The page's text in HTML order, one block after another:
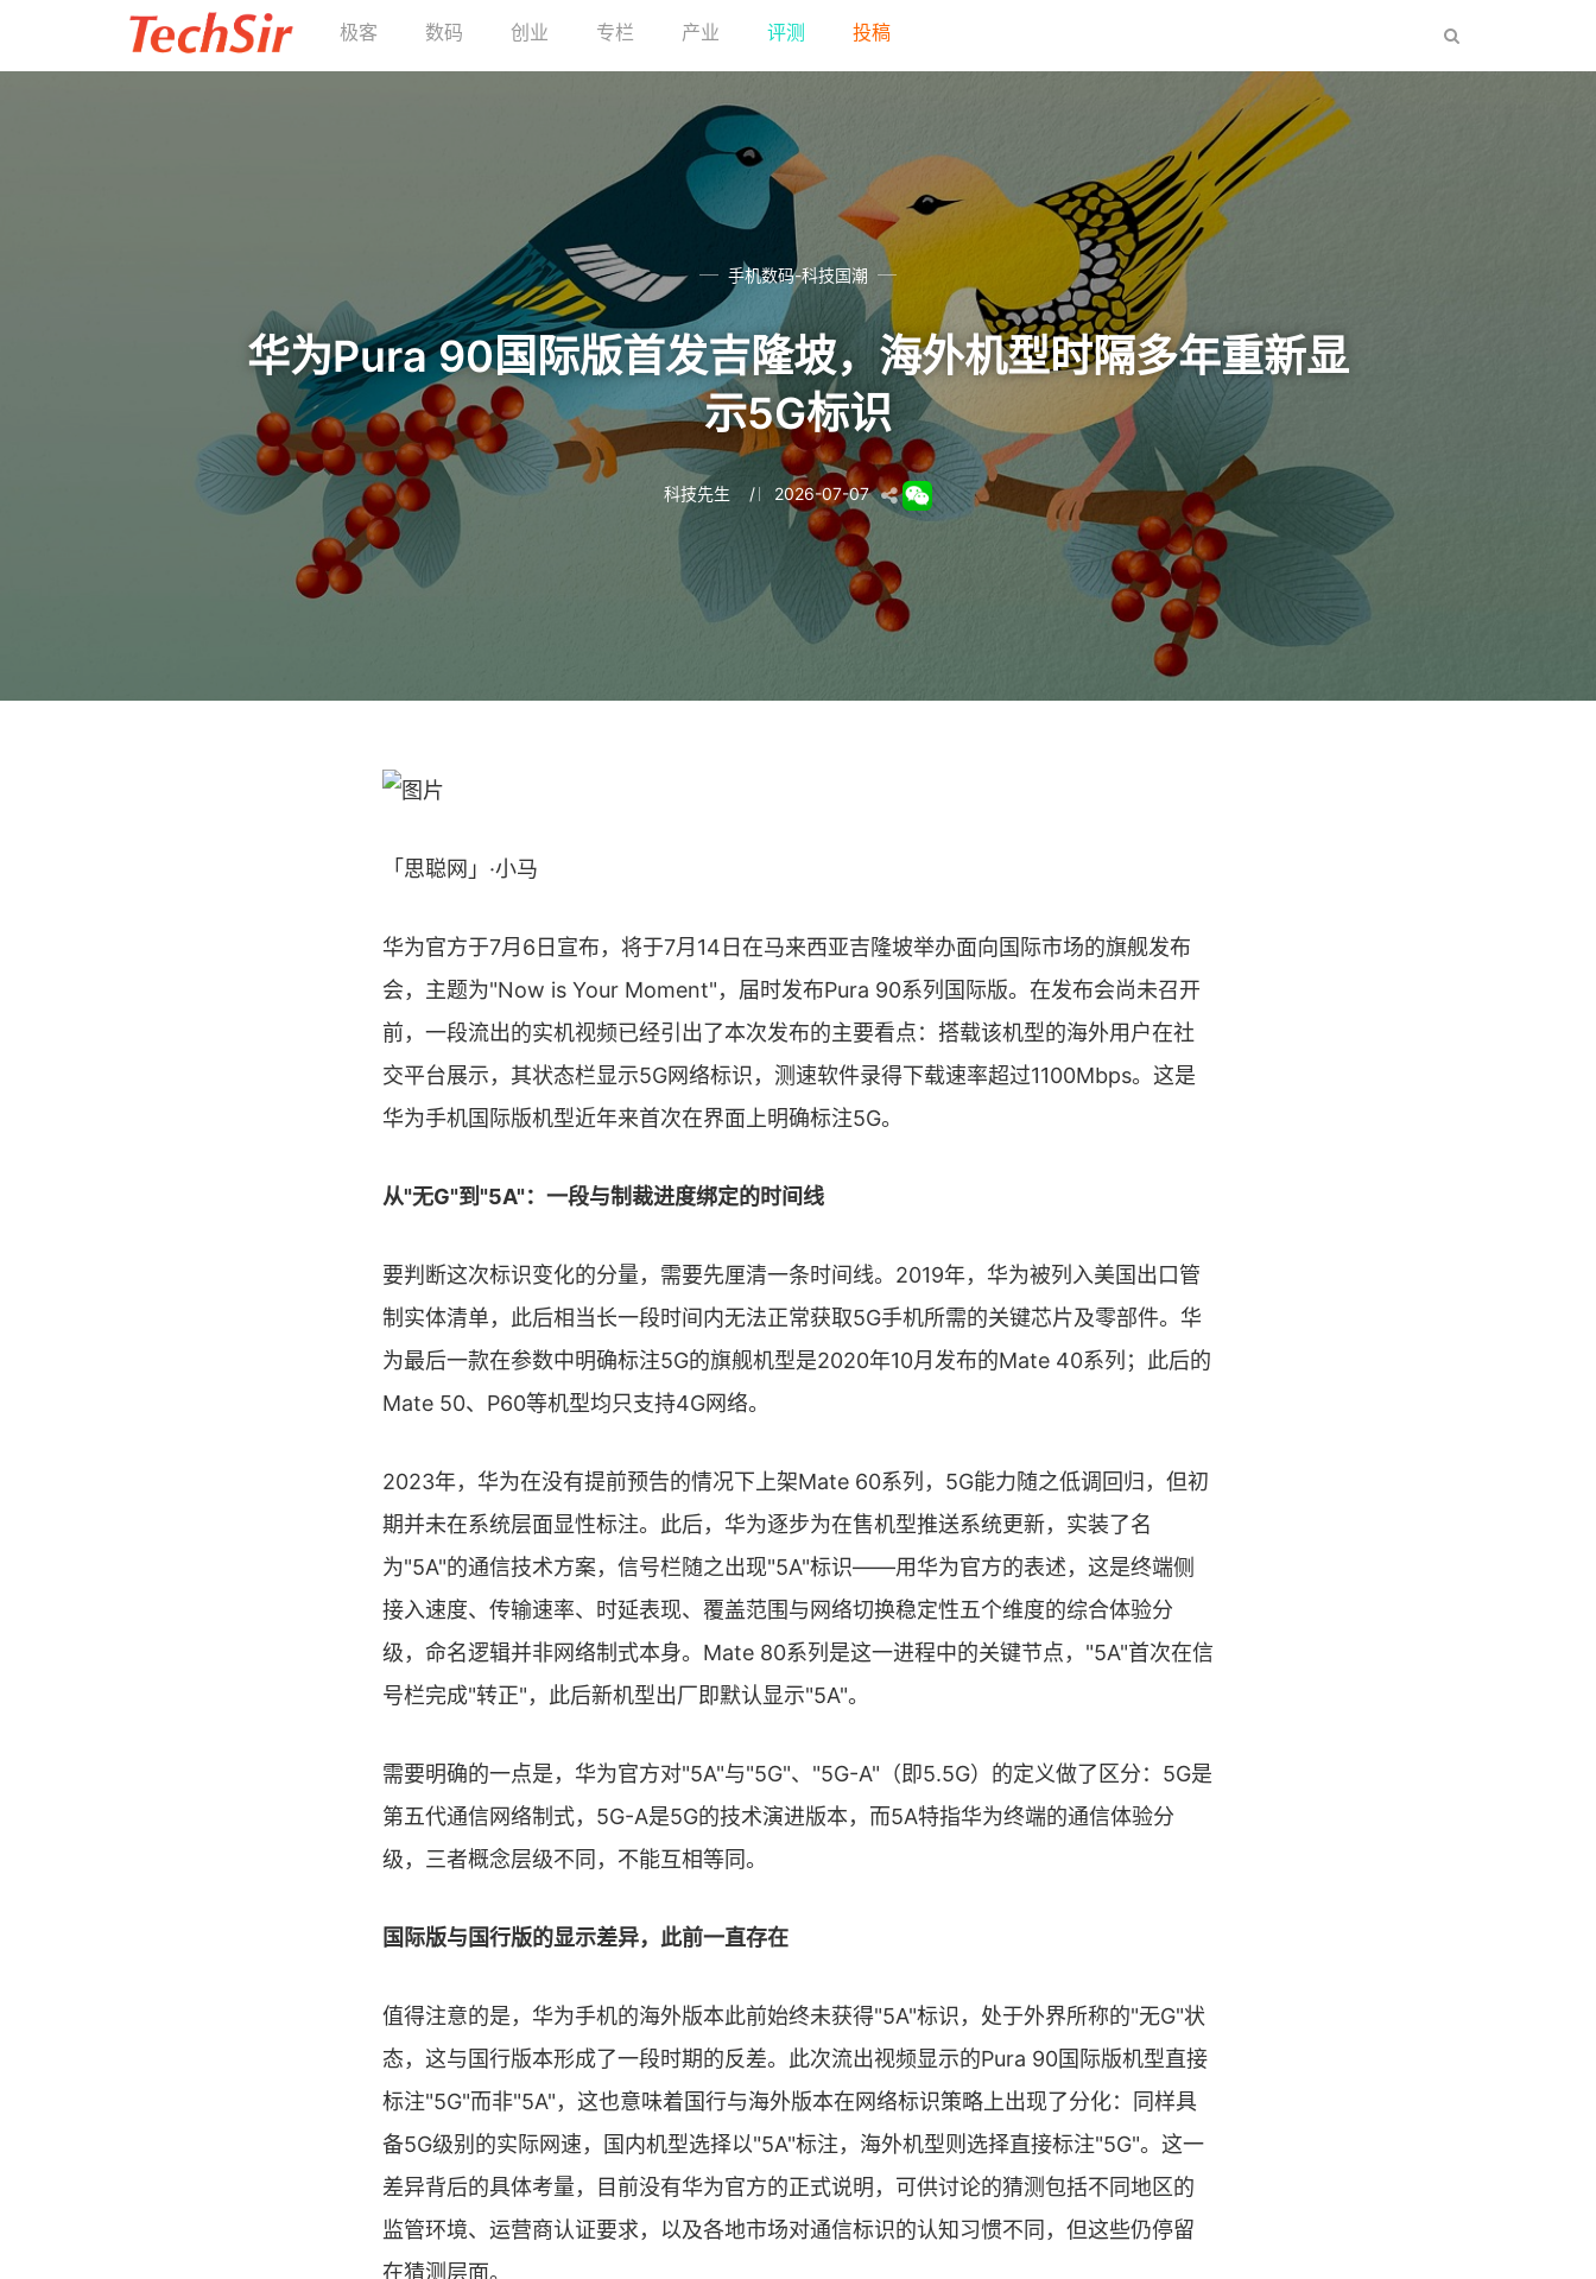
极客 数码 创业 专栏 产业 评测 投稿
手机数码-科技国潮
华为Pura 90国际版首发吉隆坡，海外机型时隔多年重新显
示5G标识
科技先生 / 2026-07-07
「思聪网」·小马
华为官方于7月6日宣布，将于7月14日在马来西亚吉隆坡举办面向国际市场的旗舰发布
会，主题为"Now is Your Moment"，届时发布Pura 90系列国际版。在发布会尚未召开
前，一段流出的实机视频已经引出了本次发布的主要看点：搭载该机型的海外用户在社
交平台展示，其状态栏显示5G网络标识，测速软件录得下载速率超过1100Mbps。这是
华为手机国际版机型近年来首次在界面上明确标注5G。
从"无G"到"5A"：一段与制裁进度绑定的时间线
要判断这次标识变化的分量，需要先厘清一条时间线。2019年，华为被列入美国出口管
制实体清单，此后相当长一段时间内无法正常获取5G手机所需的关键芯片及零部件。华
为最后一款在参数中明确标注5G的旗舰机型是2020年10月发布的Mate 40系列；此后的
Mate 50、P60等机型均只支持4G网络。
2023年，华为在没有提前预告的情况下上架Mate 60系列，5G能力随之低调回归，但初
期并未在系统层面显性标注。此后，华为逐步为在售机型推送系统更新，实装了名
为"5A"的通信技术方案，信号栏随之出现"5A"标识——用华为官方的表述，这是终端侧
接入速度、传输速率、时延表现、覆盖范围与网络切换稳定性五个维度的综合体验分
级，命名逻辑并非网络制式本身。Mate 80系列是这一进程中的关键节点，"5A"首次在信
号栏完成"转正"，此后新机型出厂即默认显示"5A"。
需要明确的一点是，华为官方对"5A"与"5G"、"5G-A"（即5.5G）的定义做了区分：5G是
第五代通信网络制式，5G-A是5G的技术演进版本，而5A特指华为终端的通信体验分
级，三者概念层级不同，不能互相等同。
国际版与国行版的显示差异，此前一直存在
值得注意的是，华为手机的海外版本此前始终未获得"5A"标识，处于外界所称的"无G"状
态，这与国行版本形成了一段时期的反差。此次流出视频显示的Pura 90国际版机型直接
标注"5G"而非"5A"，这也意味着国行与海外版本在网络标识策略上出现了分化：同样具
备5G级别的实际网速，国内机型选择以"5A"标注，海外机型则选择直接标注"5G"。这一
差异背后的具体考量，目前没有华为官方的正式说明，可供讨论的猜测包括不同地区的
监管环境、运营商认证要求，以及各地市场对通信标识的认知习惯不同，但这些仍停留
在猜测层面。